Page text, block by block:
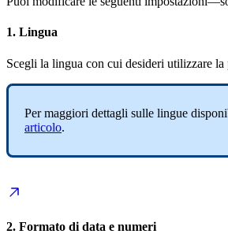
1. Lingua
Scegli la lingua con cui desideri utilizzare la
Per maggiori dettagli sulle lingue
articolo.
2. Formato di data e numeri